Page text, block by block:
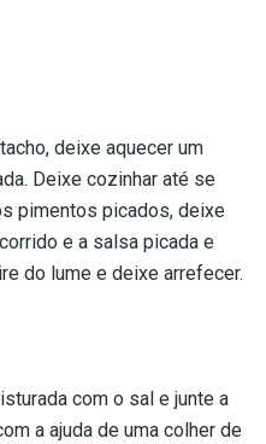
deixe aquecer um
Deixe cozinhar até se
pimentos picados, deixe
e a salsa picada e
do lume e deixe arrefecer.
com o sal e junte a
a ajuda de uma colher de